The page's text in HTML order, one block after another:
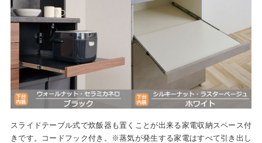
スライドテーブル式で炊飯器も置くことが出来る家電収納スペース付
きです。コードフック付き。※蒸気が発生する家電はすべて引き出し